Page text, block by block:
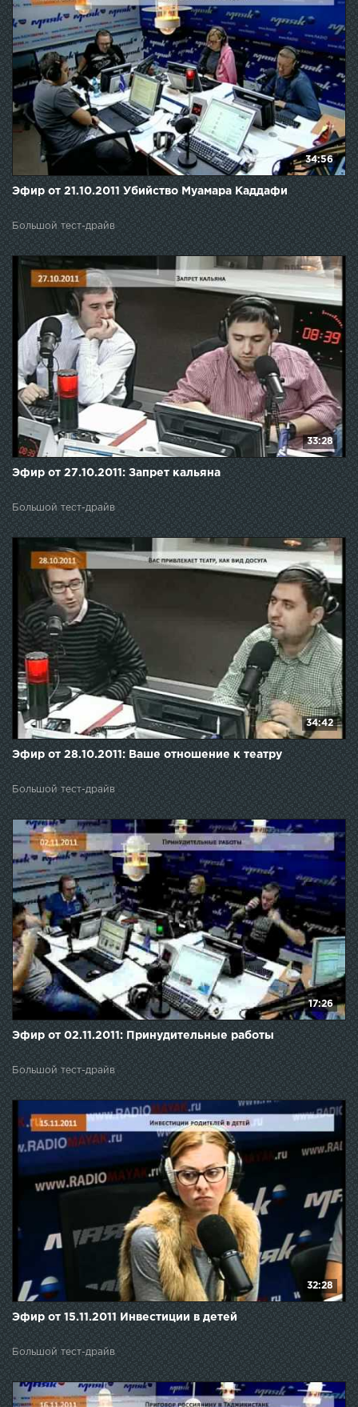
34:56
Эфир от 21.10.2011 Убийство Муамара Каддафи
Большой тест-драйв
33:28
Эфир от 27.10.2011: Запрет кальяна
Большой тест-драйв
34:42
Эфир от 28.10.2011: Ваше отношение к театру
Большой тест-драйв
17:26
Эфир от 02.11.2011: Принудительные работы
Большой тест-драйв
32:28
Эфир от 15.11.2011 Инвестиции в детей
Большой тест-драйв